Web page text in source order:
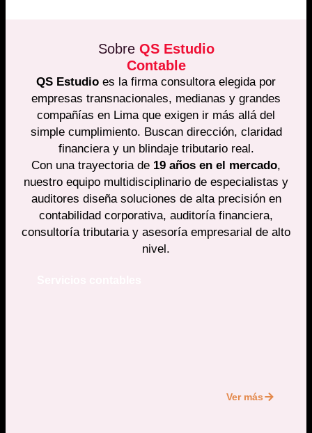
Sobre QS Estudio
Contable
QS Estudio es la firma consultora elegida por
empresas transnacionales, medianas y grandes
compañías en Lima que exigen ir más allá del
simple cumplimiento. Buscan dirección, claridad
financiera y un blindaje tributario real.
Con una trayectoria de 19 años en el mercado,
nuestro equipo multidisciplinario de especialistas y
auditores diseña soluciones de alta precisión en
contabilidad corporativa, auditoría financiera,
consultoría tributaria y asesoría empresarial de alto
nivel.
Ver más